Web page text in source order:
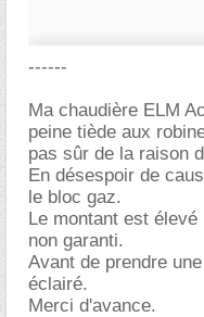
------
Ma chaudière ELM
peine tiède aux
pas sûr de la raison
En désespoir de
le bloc gaz.
Le montant est
non garanti.
Avant de prendre
éclairé.
Merci d'avance.